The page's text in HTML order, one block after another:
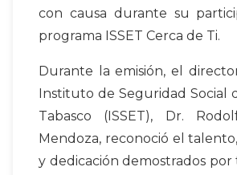
con causa durante su
programa ISSET Cerca de Ti.
Durante la emisión, el
Instituto de Seguridad Social
Tabasco (ISSET), Dr.
Mendoza, reconoció el
y dedicación demostrados por